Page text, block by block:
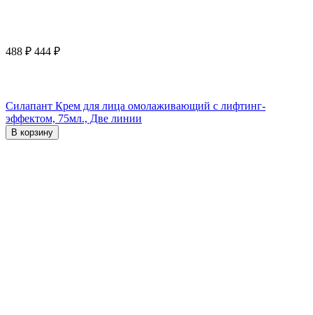
488 ₽ 444 ₽
Силапант Крем для лица омолаживающий с лифтинг-
эффектом, 75мл., Две линии
В корзину